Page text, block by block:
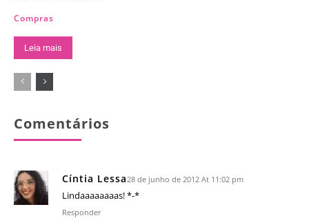
Compras
Leia mais
Comentários
Cíntia Lessa28 de junho de 2012 At 11:02 pm
Lindaaaaaaaas! *-*
Responder